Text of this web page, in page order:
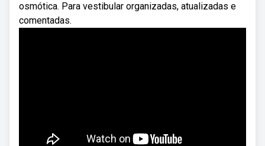
osmótica. Para vestibular organizadas, atualizadas e
comentadas.